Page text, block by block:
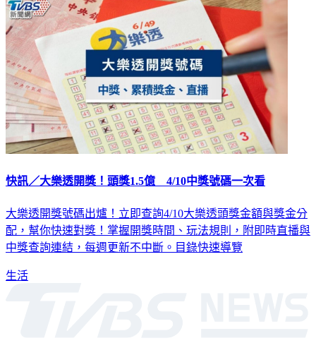
快訊／大樂透開獎！頭獎1.5億 4/10中獎號碼一次看
大樂透開獎號碼出爐！立即查詢4/10大樂透頭獎金額與獎金分
配，幫你快速對獎！掌握開獎時間、玩法規則，附即時直播與
中獎查詢連結，每週更新不中斷。目錄快速導覽
生活